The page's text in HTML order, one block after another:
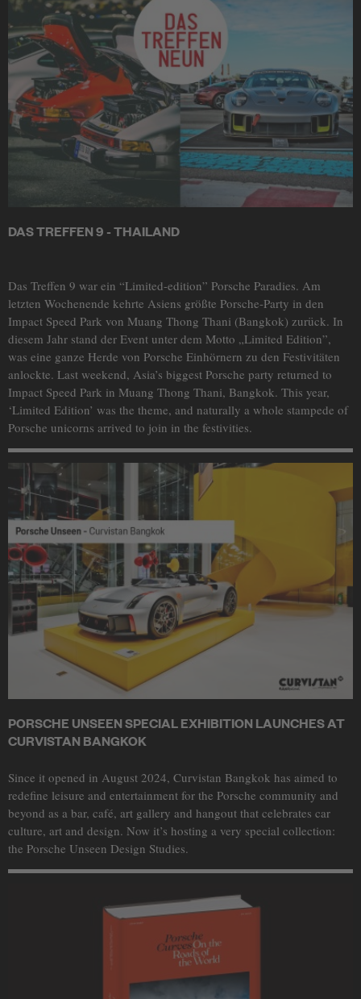
DAS TREFFEN 9 - THAILAND
Das Treffen 9 war ein “Limited-edition” Porsche Paradies. Am
letzten Wochenende kehrte Asiens größte Porsche-Party in den
Impact Speed Park von Muang Thong Thani (Bangkok) zurück. In
diesem Jahr stand der Event unter dem Motto „Limited Edition”,
was eine ganze Herde von Porsche Einhörnern zu den Festivitäten
anlockte. Last weekend, Asia’s biggest Porsche party returned to
Impact Speed Park in Muang Thong Thani, Bangkok. This year,
‘Limited Edition’ was the theme, and naturally a whole stampede of
Porsche unicorns arrived to join in the festivities.
PORSCHE UNSEEN SPECIAL EXHIBITION LAUNCHES AT
CURVISTAN BANGKOK
Since it opened in August 2024, Curvistan Bangkok has aimed to
redefine leisure and entertainment for the Porsche community and
beyond as a bar, café, art gallery and hangout that celebrates car
culture, art and design. Now it’s hosting a very special collection:
the Porsche Unseen Design Studies.